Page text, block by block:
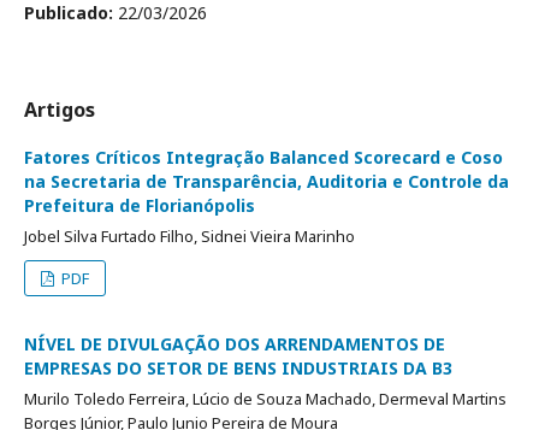
Publicado: 22/03/2026
Artigos
Fatores Críticos Integração Balanced Scorecard e Coso
na Secretaria de Transparência, Auditoria e Controle da
Prefeitura de Florianópolis
Jobel Silva Furtado Filho, Sidnei Vieira Marinho
PDF
NÍVEL DE DIVULGAÇÃO DOS ARRENDAMENTOS DE
EMPRESAS DO SETOR DE BENS INDUSTRIAIS DA B3
Murilo Toledo Ferreira, Lúcio de Souza Machado, Dermeval Martins
Borges Júnior, Paulo Junio Pereira de Moura